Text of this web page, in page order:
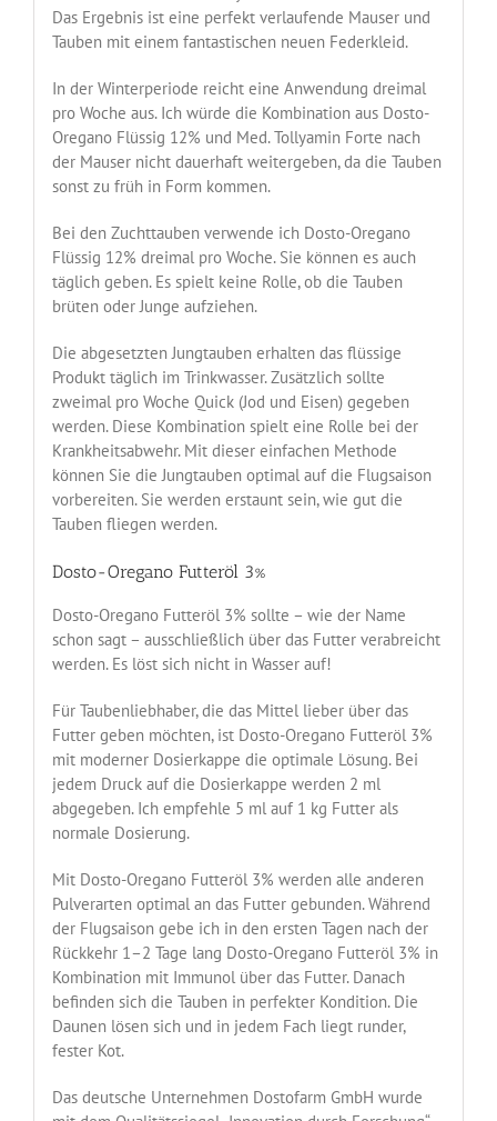
Das Ergebnis ist eine perfekt verlaufende Mauser und
Tauben mit einem fantastischen neuen Federkleid.
In der Winterperiode reicht eine Anwendung dreimal
pro Woche aus. Ich würde die Kombination aus Dosto-
Oregano Flüssig 12% und Med. Tollyamin Forte nach
der Mauser nicht dauerhaft weitergeben, da die Tauben
sonst zu früh in Form kommen.
Bei den Zuchttauben verwende ich Dosto-Oregano
Flüssig 12% dreimal pro Woche. Sie können es auch
täglich geben. Es spielt keine Rolle, ob die Tauben
brüten oder Junge aufziehen.
Die abgesetzten Jungtauben erhalten das flüssige
Produkt täglich im Trinkwasser. Zusätzlich sollte
zweimal pro Woche Quick (Jod und Eisen) gegeben
werden. Diese Kombination spielt eine Rolle bei der
Krankheitsabwehr. Mit dieser einfachen Methode
können Sie die Jungtauben optimal auf die Flugsaison
vorbereiten. Sie werden erstaunt sein, wie gut die
Tauben fliegen werden.
Dosto-Oregano Futteröl 3%
Dosto-Oregano Futteröl 3% sollte – wie der Name
schon sagt – ausschließlich über das Futter verabreicht
werden. Es löst sich nicht in Wasser auf!
Für Taubenliebhaber, die das Mittel lieber über das
Futter geben möchten, ist Dosto-Oregano Futteröl 3%
mit moderner Dosierkappe die optimale Lösung. Bei
jedem Druck auf die Dosierkappe werden 2 ml
abgegeben. Ich empfehle 5 ml auf 1 kg Futter als
normale Dosierung.
Mit Dosto-Oregano Futteröl 3% werden alle anderen
Pulverarten optimal an das Futter gebunden. Während
der Flugsaison gebe ich in den ersten Tagen nach der
Rückkehr 1–2 Tage lang Dosto-Oregano Futteröl 3% in
Kombination mit Immunol über das Futter. Danach
befinden sich die Tauben in perfekter Kondition. Die
Daunen lösen sich und in jedem Fach liegt runder,
fester Kot.
Das deutsche Unternehmen Dostofarm GmbH wurde